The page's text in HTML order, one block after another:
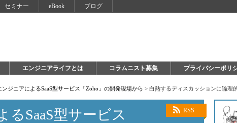
セミナー eBook ブログ
エンジニアライフとは コラムニスト募集 プライバシーポリ
ンジニアによるSaaS型サービス「Zoho」の開発現場から > 白熱するディスカッションに論理
RSS
るSaaS型サービス